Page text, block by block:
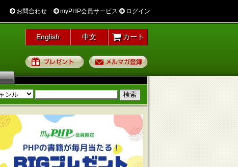
お問合わせ myPHP会員サービス ログイン
English 中文 カート
プレゼント